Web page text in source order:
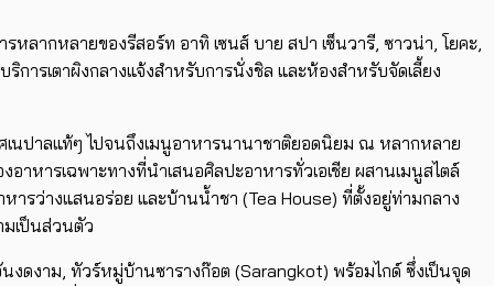
ลากหลายของรีสอร์ท อาทิ เซนส์ บาย สปา เซ็นวารี, ซาวน่า, โยคะ,
ารเตาผิงกลางแจ้งสำหรับการนั่งชิล และห้องสำหรับจัดเลี้ยง
เนปาลแท้ๆ ไปจนถึงเมนูอาหารนานาชาติยอดนิยม ณ หลากหลาย
าหารเฉพาะทางที่นำเสนอศิลปะอาหารทั่วเอเชีย ผสานเมนูสไตล์
ารว่างแสนอร่อย และบ้านน้ำชา (Tea House) ที่ตั้งอยู่ท่ามกลาง
มเป็นส่วนตัว
ดงาม, ทัวร์หมู่บ้านซารางก๊อต (Sarangkot) พร้อมไกด์ ซึ่งเป็นจุด